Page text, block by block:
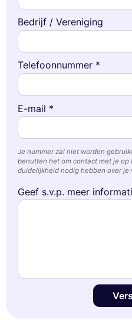
Bedrijf / Vereniging
Telefoonnummer *
E-mail *
Je nummer zal niet worden
benutten het om contact met je op
duidelijkheid nodig hebben over je
Geef s.v.p. meer